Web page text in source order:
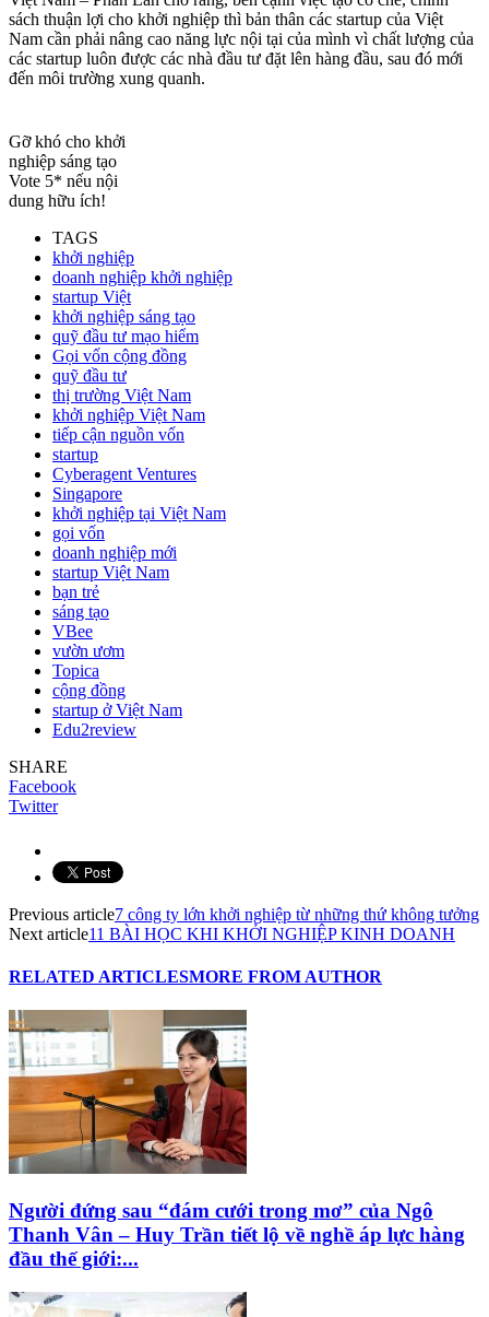
sách thuận lợi cho khởi nghiệp thì bản thân các startup của Việt
Nam cần phải nâng cao năng lực nội tại của mình vì chất lượng của
các startup luôn được các nhà đầu tư đặt lên hàng đầu, sau đó mới
đến môi trường xung quanh.
Gỡ khó cho khởi
nghiệp sáng tạo
Vote 5* nếu nội
dung hữu ích!
TAGS
khởi nghiệp
doanh nghiệp khởi nghiệp
startup Việt
khởi nghiệp sáng tạo
quỹ đầu tư mạo hiểm
Gọi vốn cộng đồng
quỹ đầu tư
thị trường Việt Nam
khởi nghiệp Việt Nam
tiếp cận nguồn vốn
startup
Cyberagent Ventures
Singapore
khởi nghiệp tại Việt Nam
gọi vốn
doanh nghiệp mới
startup Việt Nam
bạn trẻ
sáng tạo
VBee
vườn ươm
Topica
cộng đồng
startup ở Việt Nam
Edu2review
SHARE
Facebook
Twitter
Previous article7 công ty lớn khởi nghiệp từ những thứ không tưởng
Next article11 BÀI HỌC KHI KHỞI NGHIỆP KINH DOANH
RELATED ARTICLESMORE FROM AUTHOR
Người đứng sau “đám cưới trong mơ” của Ngô
Thanh Vân – Huy Trần tiết lộ về nghề áp lực hàng
đầu thế giới:...